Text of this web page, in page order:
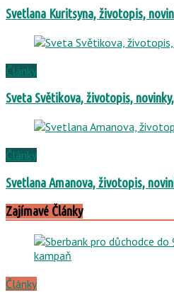
Svetlana Kuritsyna, životopis,
Články
Sveta Světikova, životopis,
Články
Svetlana Amanova, životopis,
Zajímavé Články
Články